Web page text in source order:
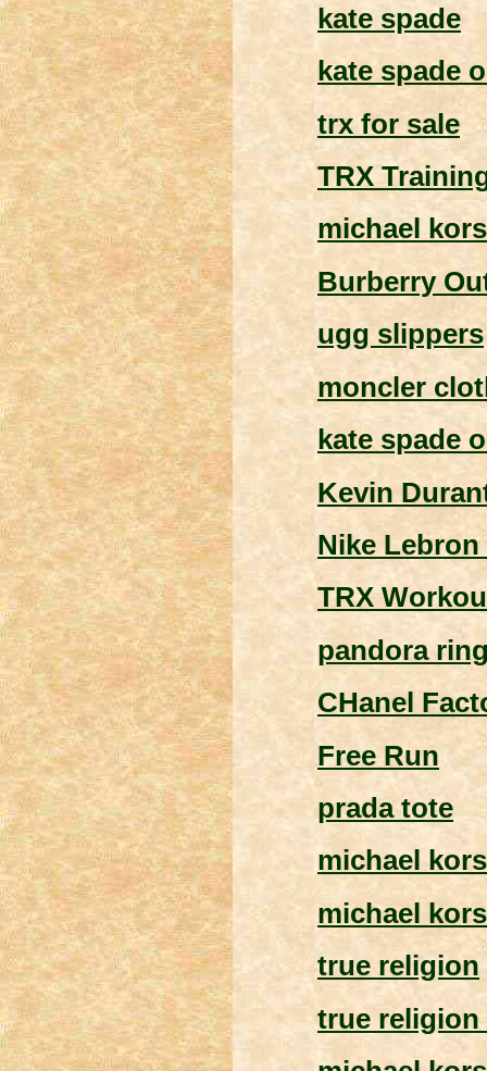
kate spade
kate spade
trx for sale
TRX
michael
Burberry
ugg slippers
moncler
kate spade
Kevin
Nike Lebron
TRX
pandora
CHanel
Free Run
prada tote
michael
michael
true religion
true religion